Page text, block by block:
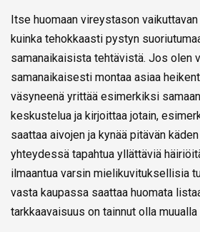
Itse huomaan vireystason
kuinka tehokkaasti pystyn
samanaikaisista tehtävistä. Jos olen
samanaikaisesti montaa asiaa
väsyneenä yrittää esimerkiksi
keskustelua ja kirjoittaa jotain,
saattaa aivojen ja kynää pitävän
yhteydessä tapahtua yllättäviä
ilmaantua varsin mielikuvituksellisia
vasta kaupassa saattaa huomata
tarkkaavaisuus on tainnut olla